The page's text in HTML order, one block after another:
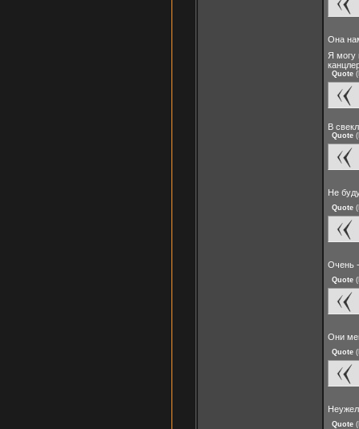
Она
Я могу
Quote (
В
Quote (
Не
Quote (
Очень
Quote (
Они
Quote (
Quote (